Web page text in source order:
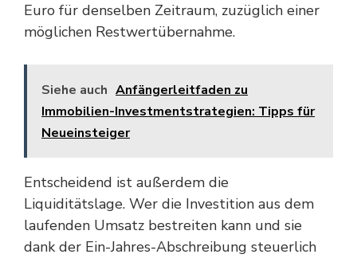
Euro für denselben Zeitraum, zuzüglich einer
möglichen Restwertübernahme.
Siehe auch Anfängerleitfaden zu
Immobilien-Investmentstrategien: Tipps für
Neueinsteiger
Entscheidend ist außerdem die
Liquiditätslage. Wer die Investition aus dem
laufenden Umsatz bestreiten kann und sie
dank der Ein-Jahres-Abschreibung steuerlich